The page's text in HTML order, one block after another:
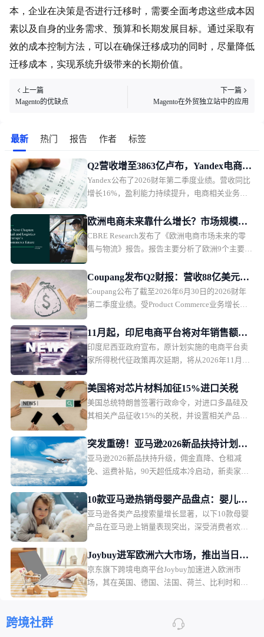
本，企业在决策是否进行迁移时，需要全面考虑这些成本因
素以及自身的业务需求、预算和长期发展目标。通过采取有
效的成本控制方法，可以在确保迁移成功的同时，尽量降低
迁移成本，实现系统升级带来的长期价值。
上一篇
Magento的优缺点
下一篇
Magento在外贸独立站中的应用
最新 热门 报告 作者 标签
Q2营收增至3863亿卢布，Yandex电商业
务首次盈利
Yandex公布了2026财年第二季度业绩。营收同比
增长16%，盈利能力持续提升，电商相关业务首
欧洲电商未来靠什么增长？市场规模、
品类与物流全面解析
CBRE Research发布了《欧洲电商市场未来的零
售与物流》报告。报告主要分析了欧洲9个主要市
市场趋势，探讨未来欧洲电商市场的发展方向。
Coupang发布Q2财报：营收88亿美元，
盈利能力承压
Coupang公布了截至2026年6月30日的2026财年
第二季度业绩。受Product Commerce业务增长放
持增长，但利润承压。
11月起，印尼电商平台将对年销售额超5
亿卢比卖家征税
印度尼西亚政府宣布，原计划实施的电商平台卖
家所得税代征政策再次延期，将从2026年11月1
要是为了在当前经济环境下维护消费者购买力，
政策本身内容不会改变，只是推迟实施时间。
美国将对芯片材料加征15%进口关税
美国总统特朗普签署行政命令，对进口多晶硅及
其相关产品征收15%的关税，并设置相关产品的
效。
突发重磅！亚马逊2026新品扶持计划出
炉，物流、仓储、佣金三重补贴
亚马逊2026新品扶持升级，佣金直降、仓租减
免、运费补贴，90天超低成本冷启动，新卖家红
10款亚马逊热销母婴产品盘点：婴儿护
理产品月销过万
亚马逊各类产品搜索量增长显著，以下10款母婴
产品在亚马逊上销量表现突出，深受消费者欢
售额49.36万美元，销量2.2万。
Joybuy进军欧洲六大市场，推出当日配
送和低价会员模式
京东旗下跨境电商平台Joybuy加速进入欧洲市
场，其在英国、德国、法国、荷兰、比利时和卢
跨境社群